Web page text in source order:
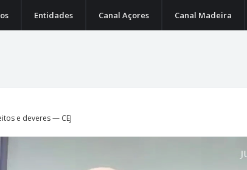
Entidades Canal Açores Canal Madeira
e deveres — CEJ